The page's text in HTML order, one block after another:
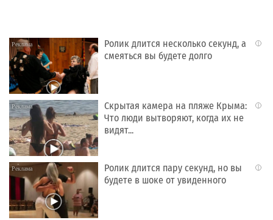
i
Ролик длится несколько секунд, а
смеяться вы будете долго
i
Скрытая камера на пляже Крыма:
Что люди вытворяют, когда их не
видят...
i
Ролик длится пару секунд, но вы
будете в шоке от увиденного